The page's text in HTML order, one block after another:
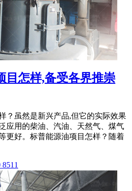
目怎样,备受各界推崇
？虽然是新兴产品,但它的实际效果
应用的柴油、汽油、天然气、煤气
更好。标普能源油项目怎样？随着